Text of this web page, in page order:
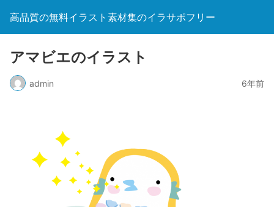
高品質の無料イラスト素材集のイラサポフリー
アマビエのイラスト
admin 6年前